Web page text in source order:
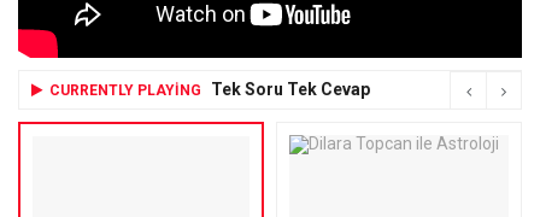
CURRENTLY PLAYING Tek Soru Tek Cevap